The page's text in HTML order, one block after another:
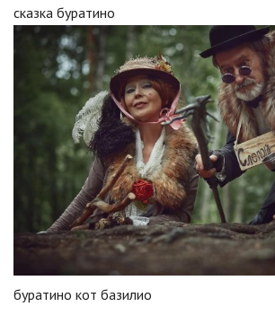
сказка буратино
буратино кот базилио